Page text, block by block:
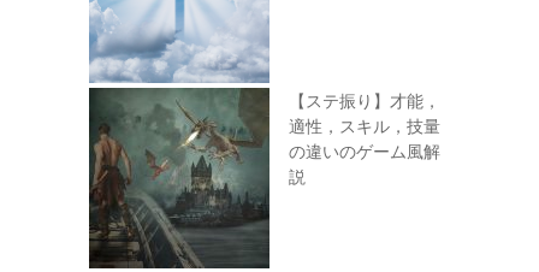
【ステ振り】才能，
適性，スキル，技量
の違いのゲーム風解
説